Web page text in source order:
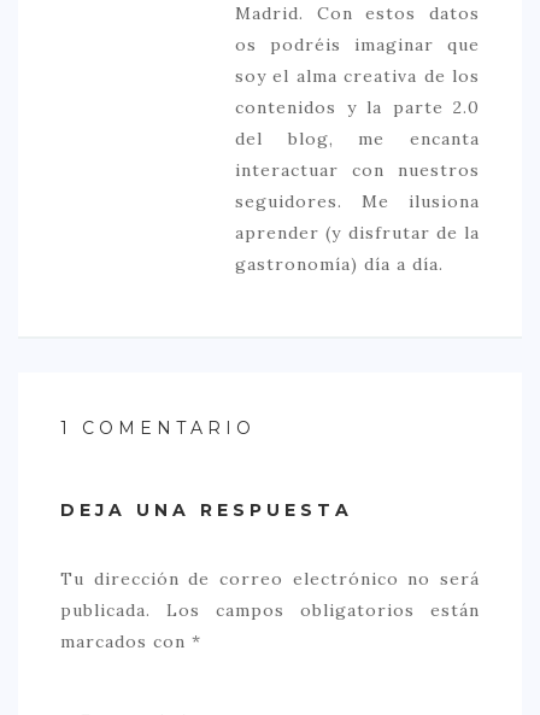
Madrid. Con estos datos
os podréis imaginar que
soy el alma creativa de los
contenidos y la parte 2.0
del blog, me encanta
interactuar con nuestros
seguidores. Me ilusiona
aprender (y disfrutar de la
gastronomía) día a día.
1 COMENTARIO
DEJA UNA RESPUESTA
Tu dirección de correo electrónico no será
publicada.
Los campos obligatorios están
marcados con *